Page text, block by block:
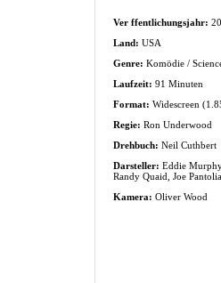
Ver ffentlichungsjahr:
Land: USA
Genre: Komödie /
Laufzeit: 91 Minuten
Format: Widescreen
Regie: Ron Underwood
Drehbuch: Neil Cuthbert
Darsteller: Eddie
Randy Quaid, Joe
Kamera: Oliver Wood